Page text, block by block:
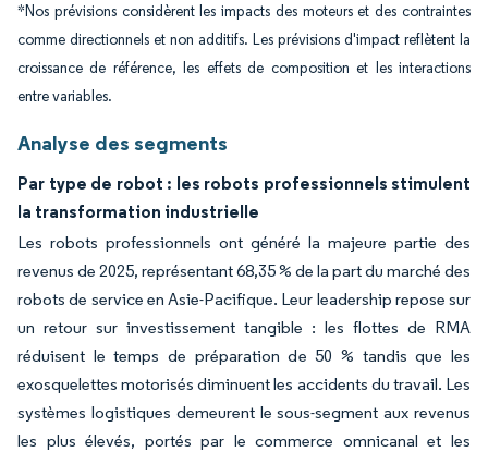
*Nos prévisions considèrent les impacts des moteurs et des contraintes
comme directionnels et non additifs. Les prévisions d'impact reflètent la
croissance de référence, les effets de composition et les interactions
entre variables.
Analyse des segments
Par type de robot : les robots professionnels stimulent
la transformation industrielle
Les robots professionnels ont généré la majeure partie des
revenus de 2025, représentant 68,35 % de la part du marché des
robots de service en Asie-Pacifique. Leur leadership repose sur
un retour sur investissement tangible : les flottes de RMA
réduisent le temps de préparation de 50 % tandis que les
exosquelettes motorisés diminuent les accidents du travail. Les
systèmes logistiques demeurent le sous-segment aux revenus
les plus élevés, portés par le commerce omnicanal et les